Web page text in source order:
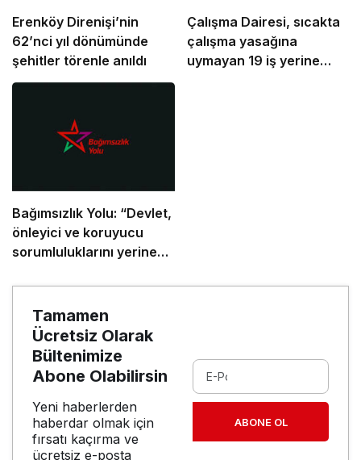
Erenköy Direnişi’nin
62’nci yıl dönümünde
şehitler törenle anıldı
Çalışma Dairesi, sıcakta
çalışma yasağına
uymayan 19 iş yerine
Bağımsızlık Yolu: “Devlet,
önleyici ve koruyucu
sorumluluklarını yerine
Tamamen
Ücretsiz Olarak
Bültenimize
Abone Olabilirsin
Yeni haberlerden
haberdar olmak için
fırsatı kaçırma ve
ücretsiz e-posta
ABONE OL